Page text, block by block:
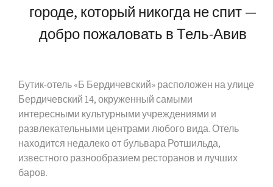
городе, который никогда не спит —
добро пожаловать в Тель-Авив
Бутик-отель «Б Бердичевский» расположен на улице
Бердичевский 14, окруженный самыми
интересными культурными учреждениями и
развлекательными центрами любого вида. Отель
находится недалеко от бульвара Ротшильда,
известного разнообразием ресторанов и лучших
баров.